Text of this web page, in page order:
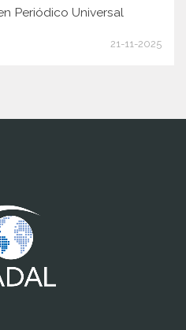
Periódico Universal
21-11-2025